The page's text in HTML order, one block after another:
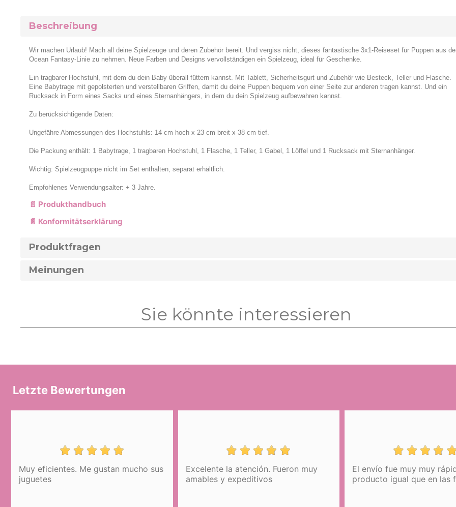
Beschreibung
Wir machen Urlaub! Mach all deine Spielzeuge und deren Zubehör bereit. Und vergiss nicht, dieses fantastische 3x1-Reiseset für Puppen aus
Ocean Fantasy-Linie zu nehmen. Neue Farben und Designs vervollständigen ein Spielzeug, ideal für Geschenke.
Ein tragbarer Hochstuhl, mit dem du dein Baby überall füttern kannst. Mit Tablett, Sicherheitsgurt und Zubehör wie Besteck, Teller und Flasche.
Eine Babytrage mit gepolsterten und verstellbaren Griffen, damit du deine Puppen bequem von einer Seite zur anderen tragen kannst. Und ein
Rucksack in Form eines Sacks und eines Sternanhängers, in dem du dein Spielzeug aufbewahren kannst.
Zu berücksichtigende Daten:
Ungefähre Abmessungen des Hochstuhls: 14 cm hoch x 23 cm breit x 38 cm tief.
Die Packung enthält: 1 Babytrage, 1 tragbaren Hochstuhl, 1 Flasche, 1 Teller, 1 Gabel, 1 Löffel und 1 Rucksack mit Sternanhänger.
Wichtig: Spielzeugpuppe nicht im Set enthalten, separat erhältlich.
Empfohlenes Verwendungsalter: + 3 Jahre.
📄 Produkthandbuch
📄 Konformitätserklärung
Produktfragen
Meinungen
Sie könnte interessieren
Letzte Bewertungen
Muy eficientes. Me gustan mucho sus
juguetes
Excelente la atención. Fueron muy
amables y expeditivos
El envío fue muy muy
producto igual que en las